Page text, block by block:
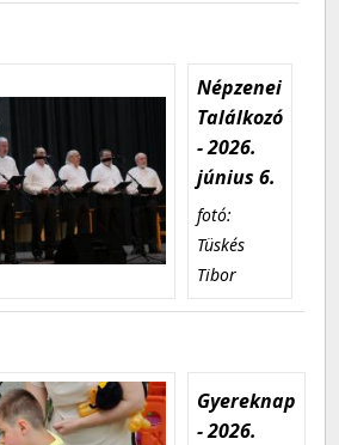
Népzenei
Találkozó
- 2026.
június 6.
fotó:
Tüskés
Tibor
Gyereknap
- 2026.